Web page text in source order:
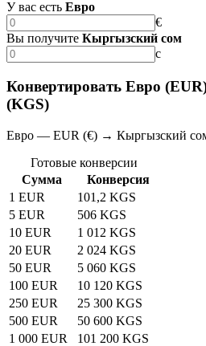
У вас есть Евро
€
Вы получите Кыргызский сом
с
Конвертировать Евро
(KGS)
Евро — EUR (€) → Кыргызский
Готовые конверсии
Сумма
Конверсия
1 EUR
101,2 KGS
5 EUR
506 KGS
10 EUR
1 012 KGS
20 EUR
2 024 KGS
50 EUR
5 060 KGS
100 EUR
10 120 KGS
250 EUR
25 300 KGS
500 EUR
50 600 KGS
1 000 EUR
101 200 KGS